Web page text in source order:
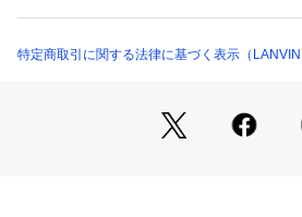
特定商取引に関する法律に基づく表示（LANVIN